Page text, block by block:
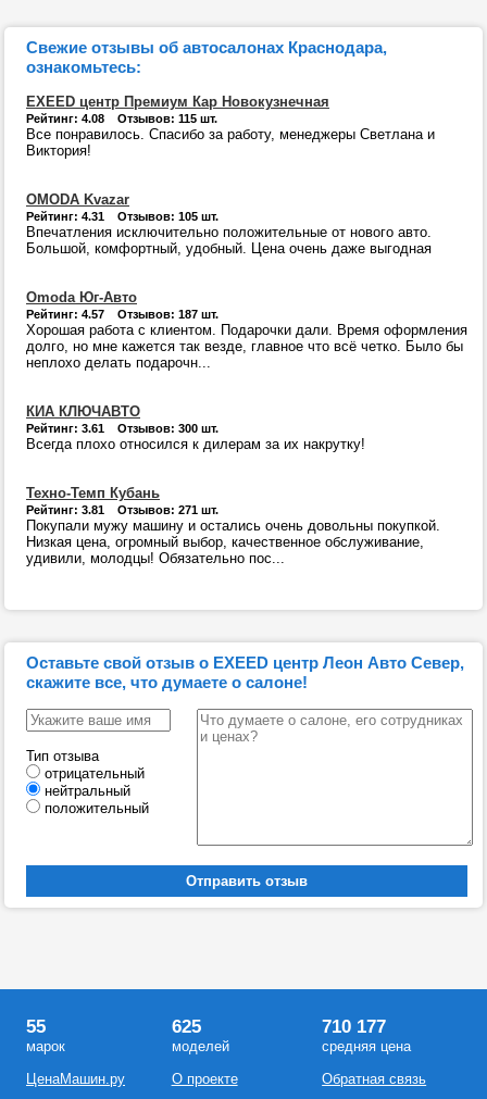
Свежие отзывы об автосалонах Краснодара,
ознакомьтесь:
EXEED центр Премиум Кар Новокузнечная
Рейтинг: 4.08 Отзывов: 115 шт.
Все понравилось. Спасибо за работу, менеджеры Светлана и
Виктория!
OMODA Kvazar
Рейтинг: 4.31 Отзывов: 105 шт.
Впечатления исключительно положительные от нового авто.
Большой, комфортный, удобный. Цена очень даже выгодная
Omoda Юг-Авто
Рейтинг: 4.57 Отзывов: 187 шт.
Хорошая работа с клиентом. Подарочки дали. Время оформления
долго, но мне кажется так везде, главное что всё четко. Было бы
неплохо делать подарочн...
КИА КЛЮЧАВТО
Рейтинг: 3.61 Отзывов: 300 шт.
Всегда плохо относился к дилерам за их накрутку!
Техно-Темп Кубань
Рейтинг: 3.81 Отзывов: 271 шт.
Покупали мужу машину и остались очень довольны покупкой.
Низкая цена, огромный выбор, качественное обслуживание,
удивили, молодцы! Обязательно пос...
Оставьте свой отзыв о EXEED центр Леон Авто Север,
скажите все, что думаете о салоне!
Тип отзыва
отрицательный
нейтральный
положительный
55
марок
ЦенаМашин.ру
625
моделей
О проекте
710 177
средняя цена
Обратная связь